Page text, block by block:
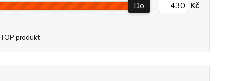
Do Kč
TOP produkt